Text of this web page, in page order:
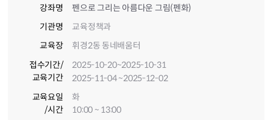
강좌명
펜으로 그리는 아름다운 그림(펜화)
기관명
교육정책과
교육장
휘경2동 동네배움터
접수기간/
교육기간
2025-10-20~2025-10-31
2025-11-04~2025-12-02
교육요일
/시간
화
10:00 ~ 13:00